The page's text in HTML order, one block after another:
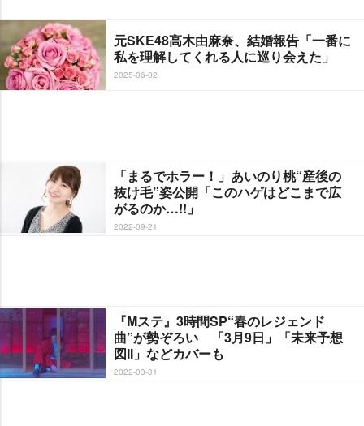
元SKE48高木由麻奈、結婚報告「一番に
私を理解してくれる人に巡り会えた」
2025-06-02
「まるでホラー！」あいのり桃“産後の
抜け毛”姿公開「このハゲはどこまで広
がるのか…!!」
2022-09-21
『Mステ』3時間SP“春のレジェンド
曲”が勢ぞろい 「3月9日」「未来予想
図II」などカバーも
2022-03-31